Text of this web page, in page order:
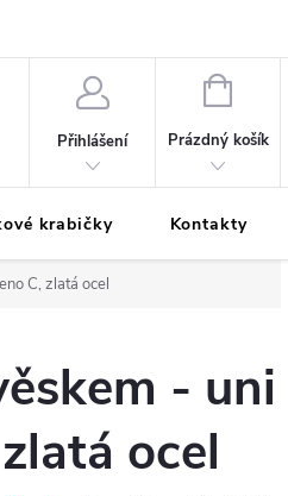
Přihlášení
NÁKUPNÍ
Prázdný košík
krabičky Kontakty
C, zlatá ocel
- uni
ocel